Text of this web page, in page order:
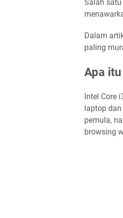
Salah
Dalam
paling
Apa
Intel Core
laptop
pemula,
browsing